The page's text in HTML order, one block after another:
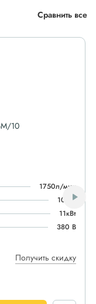
Сравнить все
10
1750л/мин
10атм
11кВт
380 В
Получить скидку